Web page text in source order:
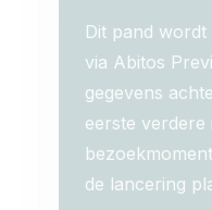
Dit pand
via Abitos
gegevens
eerste verdere
de lancering